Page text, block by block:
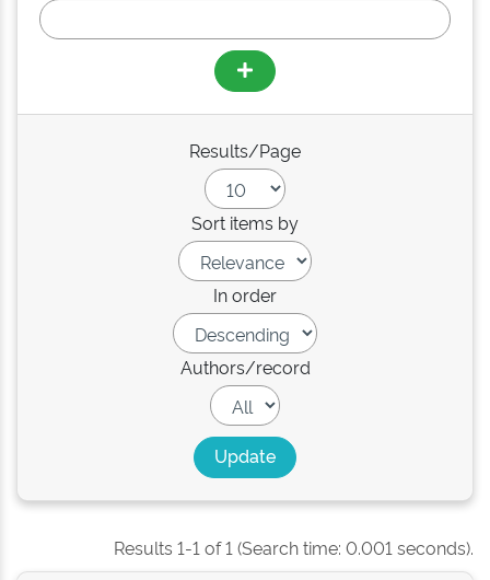
Results/Page
Sort items by
In order
Authors/record
Results 1-1 of 1 (Search time: 0.001 seconds).